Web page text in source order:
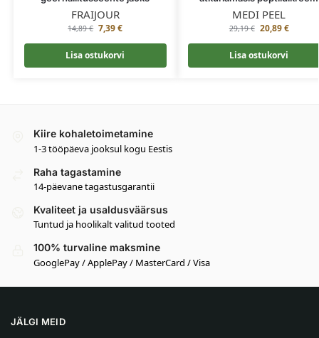
FRAIJOUR
14,89€ 7,39€
Lisa ostukorvi
MEDI PEEL
29,19€ 20,89€
Lisa ostukorvi
Kiire kohaletoimetamine
1-3 tööpäeva jooksul kogu Eestis
Raha tagastamine
14-päevane tagastusgarantii
Kvaliteet ja usaldusväärsus
Tuntud ja hoolikalt valitud tooted
100% turvaline maksmine
GooglePay / ApplePay / MasterCard / Visa
JÄLGI MEID